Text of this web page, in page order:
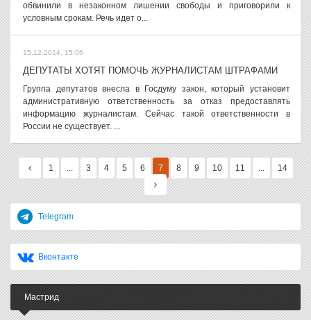
обвинили в незаконном лишении свободы и приговорили к
условным срокам. Речь идет о...
15.12.2014, 15:06
ДЕПУТАТЫ ХОТЯТ ПОМОЧЬ ЖУРНАЛИСТАМ ШТРАФАМИ
Группа депутатов внесла в Госдуму закон, который установит
административную ответственность за отказ предоставлять
информацию журналистам. Сейчас такой ответственности в
России не существует. ...
1 ... 3 4 5 6 7 8 9 10 11 ... 14
Telegram
Вконтакте
Мастрид